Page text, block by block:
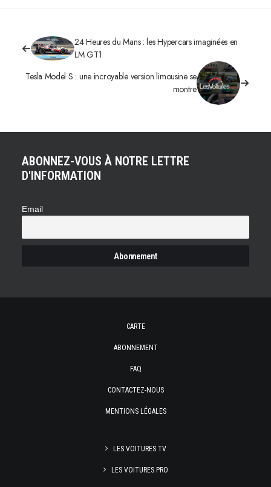
24 Heures du Mans : les Hypercars imaginées en
LM GT1
Tesla Model S : une incroyable version limousine se
montre
ABONNEZ-VOUS À NOTRE LETTRE
D'INFORMATION
Email
CARTE
ABONNEMENT
FAQ
CONTACTEZ-NOUS
MENTIONS LÉGALES
LES VOITURES TV
LES VOITURES PRO